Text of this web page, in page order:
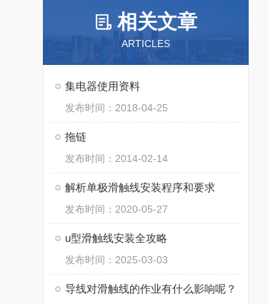
相关文章
ARTICLES
集电器使用资料
发布时间：2018-04-25
拖链
发布时间：2014-02-14
解析单极滑触线安装程序和要求
发布时间：2020-05-27
u型滑触线安装全攻略
发布时间：2025-03-03
导线对滑触线的作业有什么影响呢？